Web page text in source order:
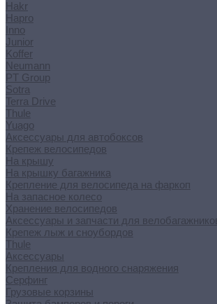
Hakr
Hapro
Inno
Junior
Koffer
Neumann
PT Group
Sotra
Terra Drive
Thule
Yuago
Аксессуары для автобоксов
Крепеж велосипедов
На крышу
На крышку багажника
Крепление для велосипеда на фаркоп
На запасное колесо
Хранение велосипедов
Аксессуары и запчасти для
Крепеж лыж и сноубордов
Thule
Аксессуары
Крепления для водного снаряжения
Серфинг
Грузовые корзины